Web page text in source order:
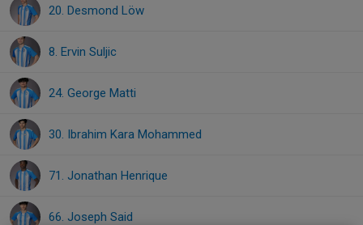
20. Desmond Löw
8. Ervin Suljic
24. George Matti
30. Ibrahim Kara Mohammed
71. Jonathan Henrique
66. Joseph Said